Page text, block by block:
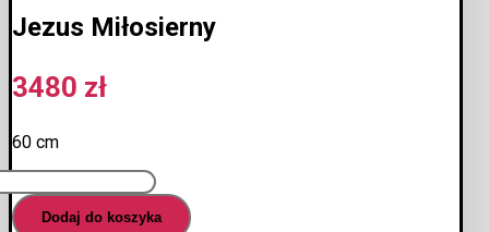
Jezus Miłosierny
3480 zł
60 cm
ilość
Jezus
Miłosierny
Dodaj do koszyka